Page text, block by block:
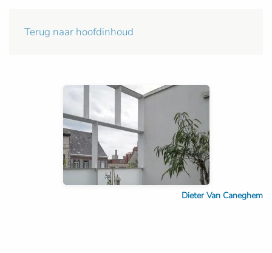
Terug naar hoofdinhoud
Dieter Van Caneghem